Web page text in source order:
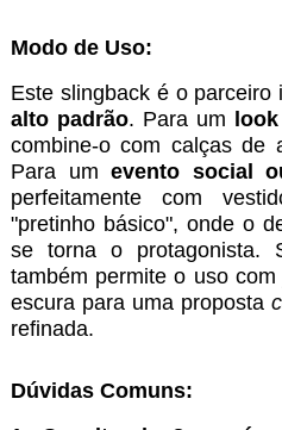
Modo de Uso:
Este slingback é o parceiro
alto padrão. Para um
combine-o com calças de
Para umevento social
perfeitamente com
"pretinho básico", onde o
se torna o protagonista.
também permite o uso com
escura para uma proposta
refinada.
Dúvidas Comuns: